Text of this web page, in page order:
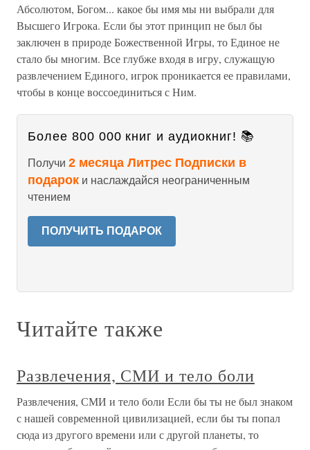
Абсолютом, Богом... какое бы имя мы ни выбрали для
Высшего Игрока. Если бы этот принцип не был бы
заключен в природе Божественной Игры, то Единое не
стало бы многим. Все глубже входя в игру, служащую
развлечением Единого, игрок проникается ее правилами,
чтобы в конце воссоединиться с Ним.
Более 800 000 книг и аудиокниг! 📚
Получи 2 месяца Литрес Подписки в
подарок и наслаждайся неограниченным
чтением
ПОЛУЧИТЬ ПОДАРОК
Читайте также
Развлечения, СМИ и тело боли
Развлечения, СМИ и тело боли Если бы ты не был знаком
с нашей современной цивилизацией, если бы ты попал
сюда из другого времени или с другой планеты, то